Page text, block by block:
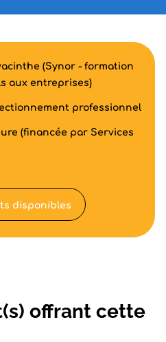
(Synor - formation
aux entreprises)
professionnel
(financée par Services
disponibles
offrant cette